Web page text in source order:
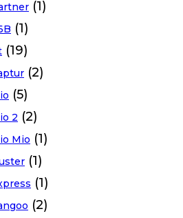
(1)
(1)
(19)
(2)
(5)
2 (2)
Mio (1)
(1)
(1)
(2)